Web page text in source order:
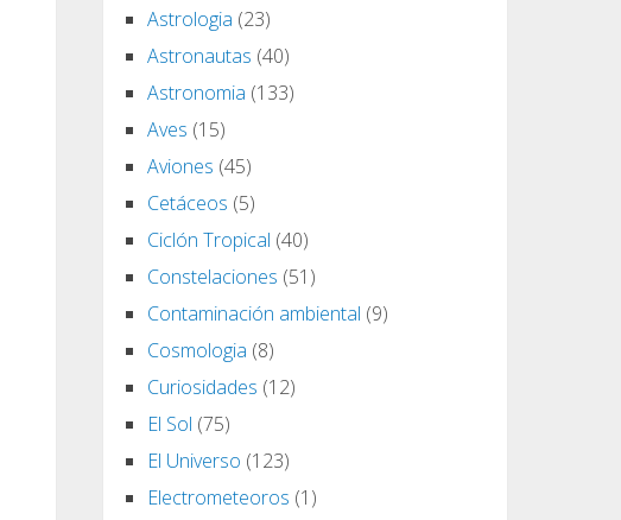
Astrologia (23)
Astronautas (40)
Astronomia (133)
Aves (15)
Aviones (45)
Cetáceos (5)
Ciclón Tropical (40)
Constelaciones (51)
Contaminación ambiental (9)
Cosmologia (8)
Curiosidades (12)
El Sol (75)
El Universo (123)
Electrometeoros (1)